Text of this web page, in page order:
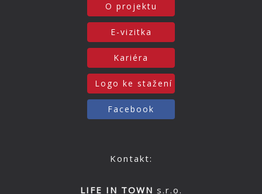
O projektu
E-vizitka
Kariéra
Logo ke stažení
Facebook
Kontakt:
LIFE IN TOWN s.r.o.